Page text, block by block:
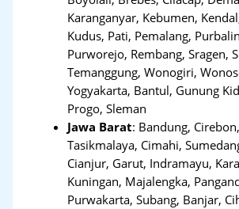
Karanganyar, Kebumen,
Kudus, Pati, Pemalang,
Purworejo, Rembang, Sragen,
Temanggung, Wonogiri,
Yogyakarta, Bantul, Gunung
Progo, Sleman
Jawa Barat: Bandung,
Tasikmalaya, Cimahi,
Cianjur, Garut, Indramayu,
Kuningan, Majalengka,
Purwakarta, Subang, Banjar,